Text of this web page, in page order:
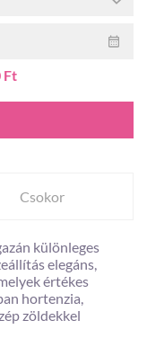
Ft
Csokor
különleges
elegáns,
értékes
hortenzia,
zöldekkel